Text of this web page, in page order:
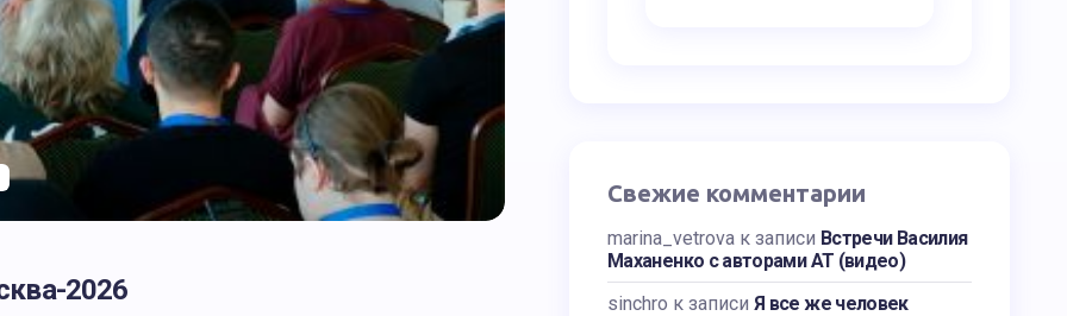
2026
Свежие комментарии
marina_vetrova к записи Встречи Василия
Маханенко с авторами АТ (видео)
sinchro к записи Я все же человек